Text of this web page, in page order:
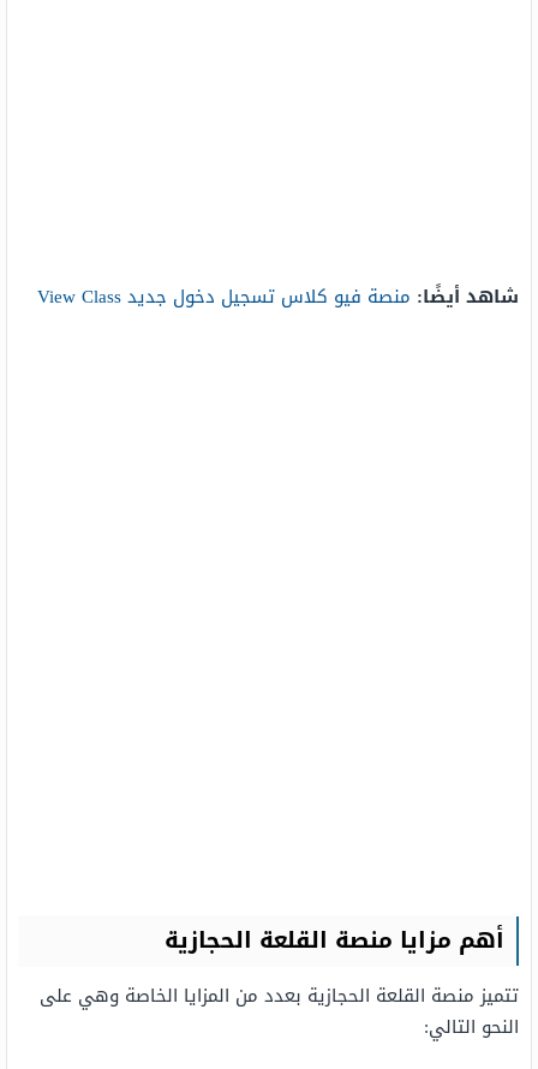
شاهد أيضًا: منصة فيو كلاس تسجيل دخول جديد View Class
أهم مزايا منصة القلعة الحجازية
تتميز منصة القلعة الحجازية بعدد من المزايا الخاصة وهي على
النحو التالي: